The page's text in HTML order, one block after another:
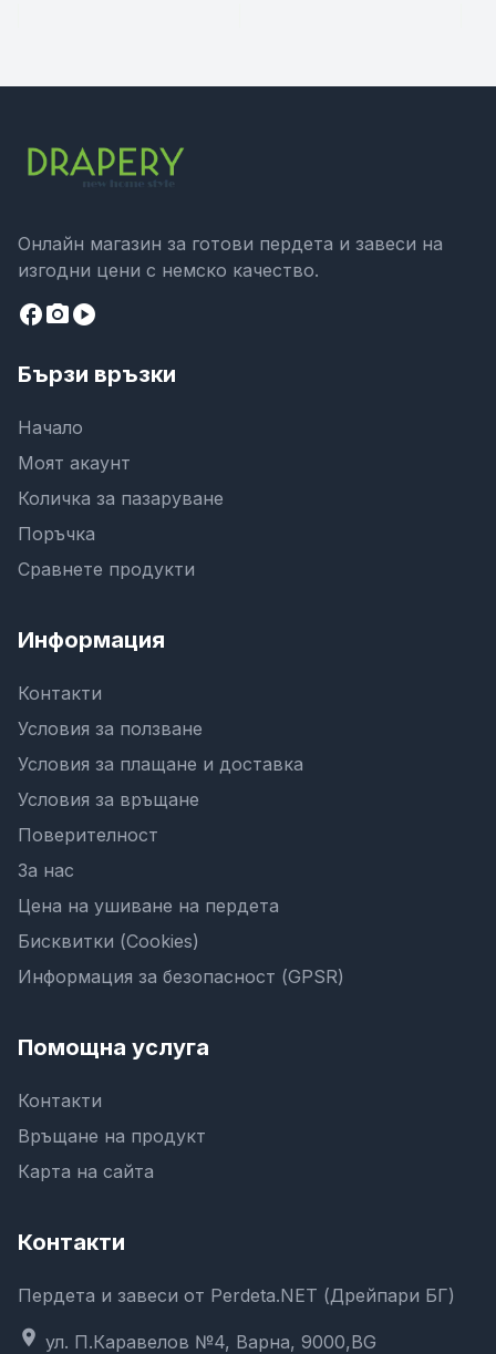
Онлайн магазин за готови пердета и завеси на
изгодни цени с немско качество.
facebookcamera_altplay_circle
Бързи връзки
Начало
Моят акаунт
Количка за пазаруване
Поръчка
Сравнете продукти
Информация
Контакти
Условия за ползване
Условия за плащане и доставка
Условия за връщане
Поверителност
За нас
Цена на ушиване на пердета
Бисквитки (Cookies)
Информация за безопасност (GPSR)
Помощна услуга
Контакти
Връщане на продукт
Карта на сайта
Контакти
Пердета и завеси от Perdeta.NET (Дрейпари БГ)
location_on ул. П.Каравелов №4, Варна, 9000,BG